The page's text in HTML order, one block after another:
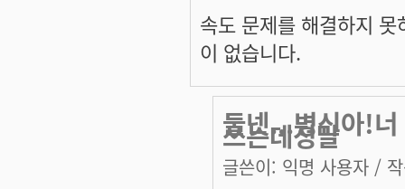
속도 문제를 해결하지
이 없습니다.
둘넷...병신아!너
쓰는데정말
글쓴이: 익명 사용자 /